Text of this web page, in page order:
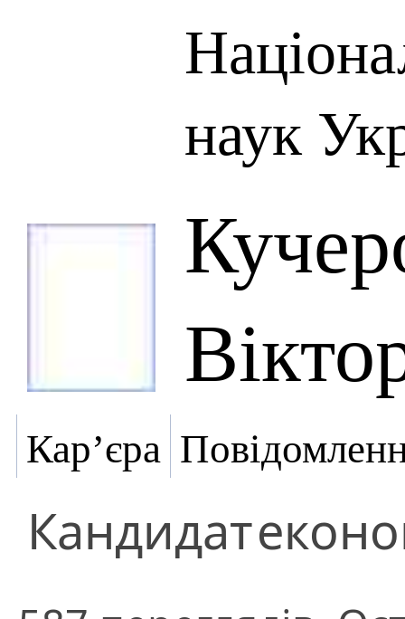
наук
Кар’єра
Кандидат